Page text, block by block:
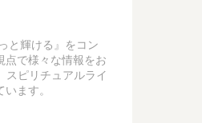
と輝ける』をコン
点で様々な情報をお
スピリチュアルライ
ます。